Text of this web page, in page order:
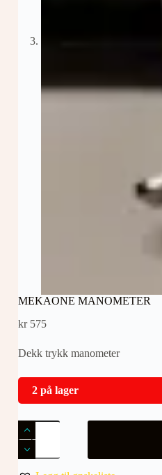
MEKAONE MANOMETER
kr575
Dekk trykk manometer
2 på lager
MEKAONE
MANOMETER
antall